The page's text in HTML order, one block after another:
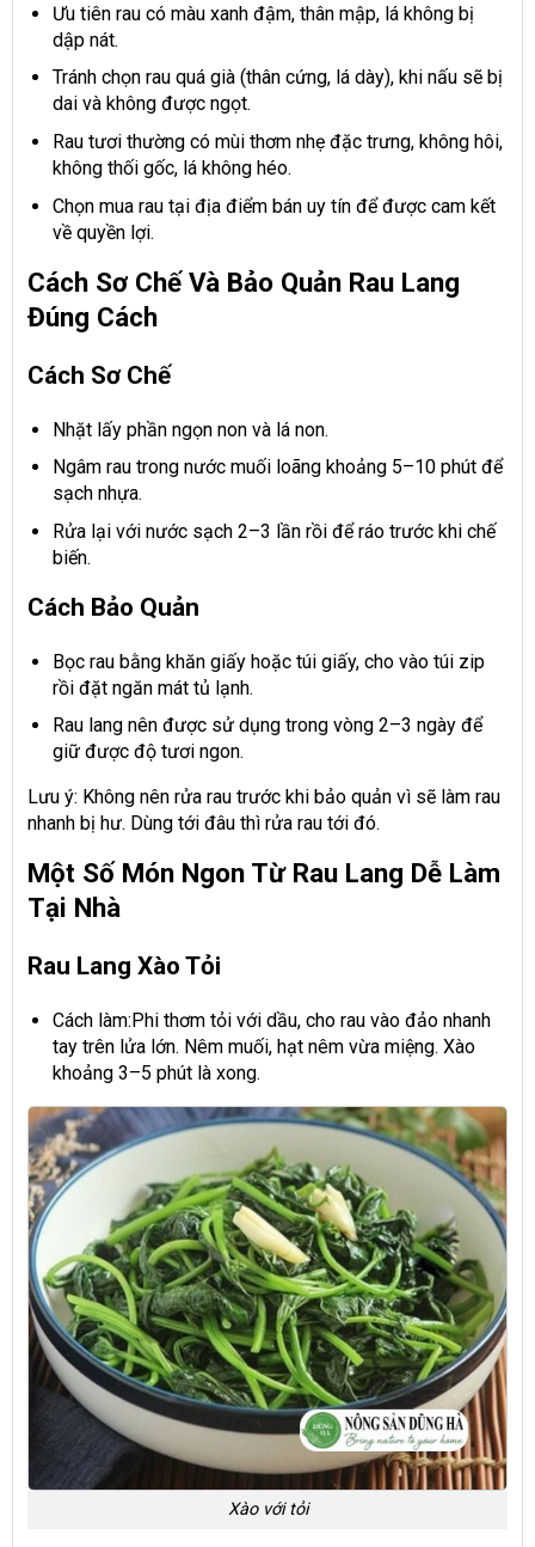
Ưu tiên rau có màu xanh đậm, thân mập, lá không bị
dập nát.
Tránh chọn rau quá già (thân cứng, lá dày), khi nấu sẽ bị
dai và không được ngọt.
Rau tươi thường có mùi thơm nhẹ đặc trưng, không hôi,
không thối gốc, lá không héo.
Chọn mua rau tại địa điểm bán uy tín để được cam kết
về quyền lợi.
Cách Sơ Chế Và Bảo Quản Rau Lang
Đúng Cách
Cách Sơ Chế
Nhặt lấy phần ngọn non và lá non.
Ngâm rau trong nước muối loãng khoảng 5–10 phút để
sạch nhựa.
Rửa lại với nước sạch 2–3 lần rồi để ráo trước khi chế
biến.
Cách Bảo Quản
Bọc rau bằng khăn giấy hoặc túi giấy, cho vào túi zip
rồi đặt ngăn mát tủ lạnh.
Rau lang nên được sử dụng trong vòng 2–3 ngày để
giữ được độ tươi ngon.
Lưu ý: Không nên rửa rau trước khi bảo quản vì sẽ làm rau
nhanh bị hư. Dùng tới đâu thì rửa rau tới đó.
Một Số Món Ngon Từ Rau Lang Dễ Làm
Tại Nhà
Rau Lang Xào Tỏi
Cách làm:Phi thơm tỏi với dầu, cho rau vào đảo nhanh
tay trên lửa lớn. Nêm muối, hạt nêm vừa miệng. Xào
khoảng 3–5 phút là xong.
Xào với tỏi